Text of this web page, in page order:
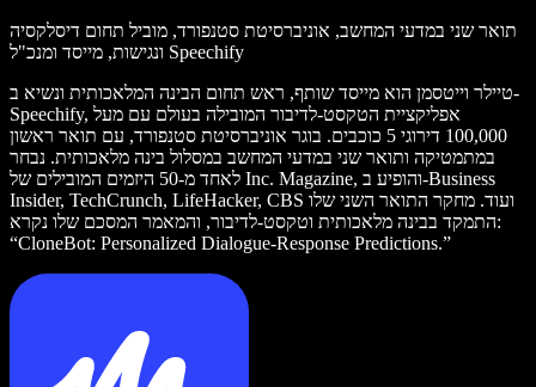
תואר שני במדעי המחשב, אוניברסיטת סטנפורד, מוביל תחום דיסלקסיה
ונגישות, מייסד ומנכ"ל Speechify
טיילר וייטסמן הוא מייסד שותף, ראש תחום הבינה המלאכותית ונשיא ב-
Speechify, אפליקציית הטקסט‑לדיבור המובילה בעולם עם מעל
100,000 דירוגי 5 כוכבים. בוגר אוניברסיטת סטנפורד, עם תואר ראשון
במתמטיקה ותואר שני במדעי המחשב במסלול בינה מלאכותית. נבחר
לאחד מ-50 היזמים המובילים של Inc. Magazine, והופיע ב-Business
Insider, TechCrunch, LifeHacker, CBS ועוד. מחקר התואר השני שלו
התמקד בבינה מלאכותית וטקסט‑לדיבור, והמאמר המסכם שלו נקרא:
“CloneBot: Personalized Dialogue-Response Predictions.”